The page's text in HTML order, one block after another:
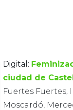
Digital:
ciudad de
Fuertes Fuertes,
Moscardó,